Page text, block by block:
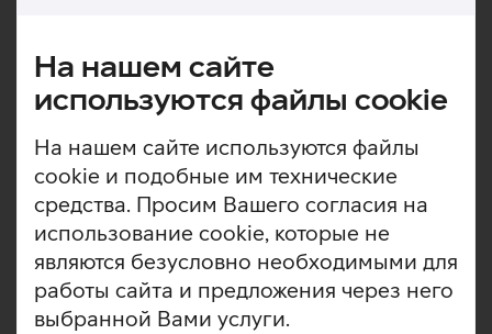
На нашем сайте
используются файлы cookie
На нашем сайте используются файлы
cookie и подобные им технические
средства. Просим Вашего согласия на
использование cookie, которые не
являются безусловно необходимыми для
работы сайта и предложения через него
выбранной Вами услуги.
klaviatuuri‑ ja hiirekomplekt, millega saad igapäevased
tööülesanded mugavalt tehtud. Sisseehitatud
energiasäästutehnoloogia pikendab patareide tööiga,
lülitades seadmed kasutuspausi ajal automaatselt
unerežiimile. Klaviatuuril on ruumisäästlik disain ja vaid 11
mm paksune profiil, mis teeb selle mugavalt
kaasaskantavaks nii kodu kui kontori vahel liikudes.
Klaviatuuril on dome‑lülitid, mis muudavad
klahvivajutused pehmeks ja vaikseks.
2.4 GHz juhtmevaba ühendus tagab stabiilse ja
viivituseta kasutuskogemuse.